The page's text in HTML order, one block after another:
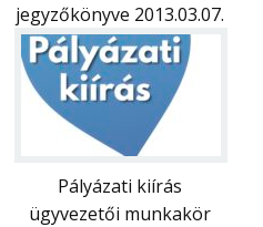
jegyzőkönyve 2013.03.07.
Pályázati kiírás
ügyvezetői munkakör